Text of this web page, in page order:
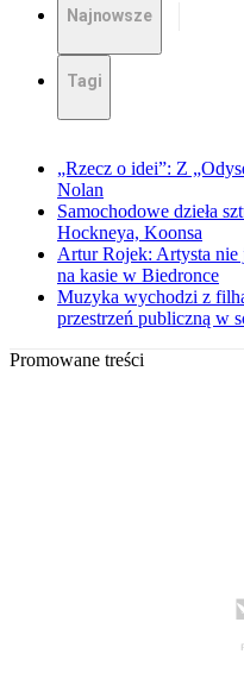
Najnowsze
Tagi
„Rzecz o idei”: Z
Nolan
Samochodowe dzieła
Hockneya, Koonsa
Artur Rojek: Artysta nie
na kasie w Biedronce
Muzyka wychodzi z
przestrzeń publiczną w
Promowane treści